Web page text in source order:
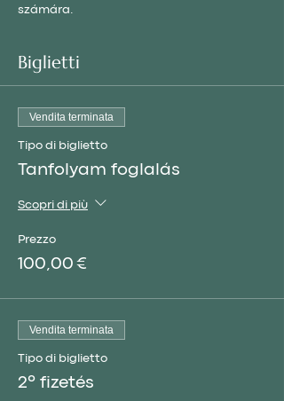
számára.
Biglietti
Vendita terminata
Tipo di biglietto
Tanfolyam foglalás
Scopri di più
Prezzo
100,00 €
Vendita terminata
Tipo di biglietto
2º fizetés